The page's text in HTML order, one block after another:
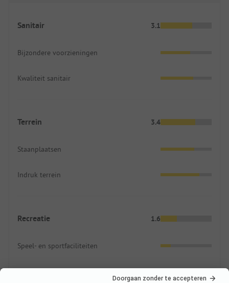
Sanitair 3.1
Bijzondere voorzieningen
Kwaliteit sanitair
Terrein 3.4
Staanplaatsen
Indruk terrein
Recreatie 1.6
Speel- en sportfaciliteiten
Animatie